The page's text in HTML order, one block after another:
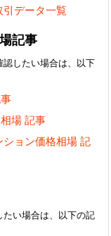
引データ一覧
記事
したい場合は、以下
場 記事
ョン価格相場 記
い場合は、以下の記